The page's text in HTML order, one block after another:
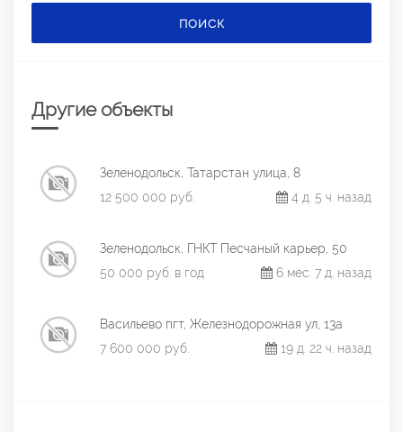
ПОИСК
Другие объекты
Зеленодольск, Татарстан улица, 8
12 500 000 руб.
4 д. 5 ч. назад
Зеленодольск, ГНКТ Песчаный карьер, 50
50 000 руб. в год
6 мес. 7 д. назад
Васильево пгт, Железнодорожная ул, 13а
7 600 000 руб.
19 д. 22 ч. назад